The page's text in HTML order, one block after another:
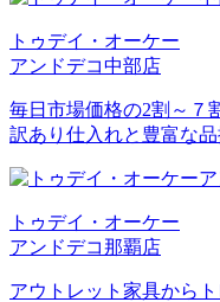
トゥデイ・オーケー
アンドデコ中部店
毎日市場価格の2割～７
訳あり仕入れと豊富な品
トゥデイ・オーケー
アンドデコ那覇店
アウトレット家具から